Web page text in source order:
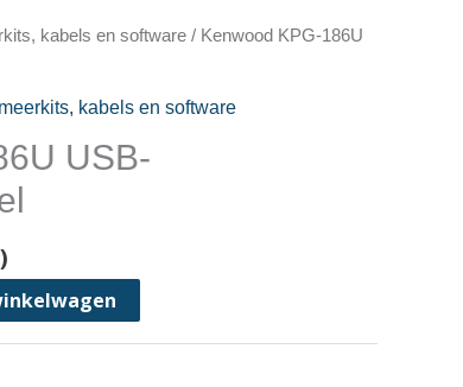
kabels en software / Kenwood KPG-186U
kabels en software
USB-